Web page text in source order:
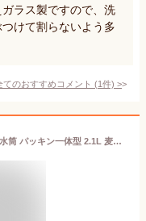
ラス製ですので、洗
けて割らないよう多
てのおすすめコメント (1件) >
【めざましテレビで紹介】 アスベル 冷水筒 パッキン一体型 2.1L 麦茶ポット 耐熱 熱湯OK ピッチャー タテヨコ置ける 横にできる 2.1リットル 2L 洗いやすい プラスチック 水差し ワンプッシュ オシャレ 大容量 ファミリー 白 ホワイト 注ぎやすい お手入れ簡単 茶しぶ不着防止加工 ドリンクビオ VIO 2100WL A8045 ASVEL